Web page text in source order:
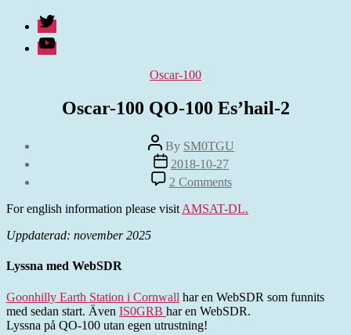
Twitter
Youtube
Categories
Oscar-100
Oscar-100 QO-100 Es’hail-2
Post
author
By SM0TGU
Post
date
2018-10-27
2 Commentson
Oscar-
100
For english information please visit AMSAT-DL.
Uppdaterad: november 2025
Lyssna med WebSDR
Goonhilly Earth Station i Cornwall har en WebSDR som funnits
med sedan start. Även IS0GRB har en WebSDR.
Lyssna på QO-100 utan egen utrustning!